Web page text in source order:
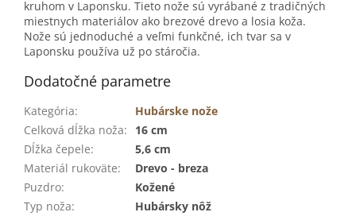
kruhom v Laponsku. Tieto nože sú vyrábané z tradičných
miestnych materiálov ako brezové drevo a losia koža.
Nože sú jednoduché a veľmi funkčné, ich tvar sa v
Laponsku používa už po stáročia.
Dodatočné parametre
Kategória:
Hubárske nože
Celková dĺžka noža:
16 cm
Dĺžka čepele:
5,6 cm
Materiál rukoväte:
Drevo - breza
Puzdro:
Kožené
Typ noža:
Hubársky nôž